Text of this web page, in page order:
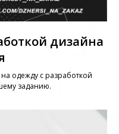
дизайна
одежду с разработкой
заданию.